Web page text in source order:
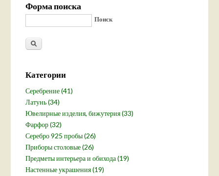
Форма поиска
Поиск
Категории
Серебрение (41)
Латунь (34)
Ювелирные изделия, бижутерия (33)
Фарфор (32)
Серебро 925 пробы (26)
Приборы столовые (26)
Предметы интерьера и обихода (19)
Настенные украшения (19)